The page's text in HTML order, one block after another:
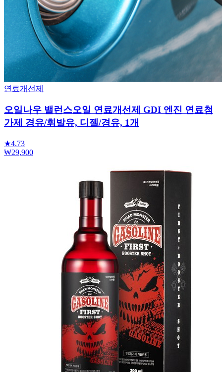
연료개선제
오일나우 밸런스오일 연료개선제 GDI 엔진 연료첨
가제 경유/휘발유, 디젤/경유, 1개
★4.73
₩29,900